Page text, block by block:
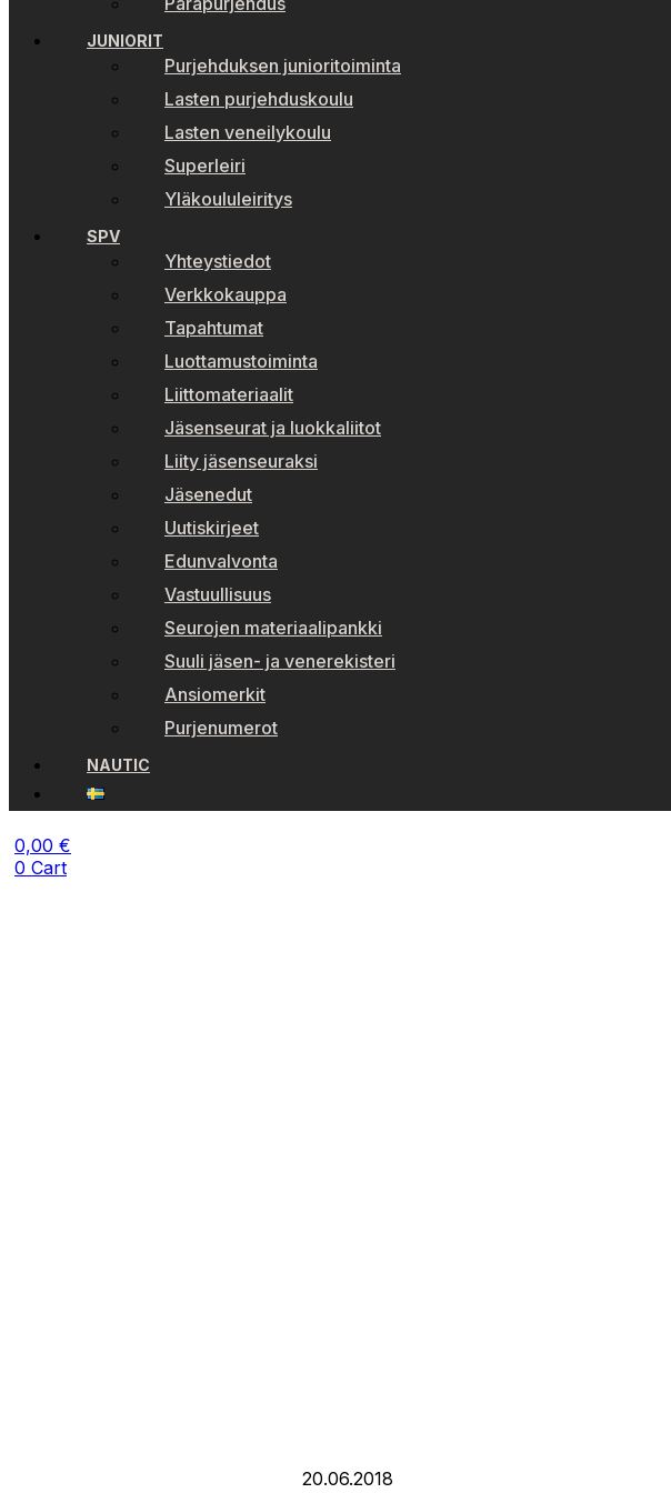
JUNIORIT
Purjehduksen junioritoiminta
Lasten purjehduskoulu
Lasten veneilykoulu
Superleiri
Yläkoululeiritys
SPV
Yhteystiedot
Verkkokauppa
Tapahtumat
Luottamustoiminta
Liittomateriaalit
Jäsenseurat ja luokkaliitot
Liity jäsenseuraksi
Jäsenedut
Uutiskirjeet
Edunvalvonta
Vastuullisuus
Seurojen materiaalipankki
Suuli jäsen- ja venerekisteri
Ansiomerkit
Purjenumerot
NAUTIC
0,00 €
0 Cart
20.06.2018